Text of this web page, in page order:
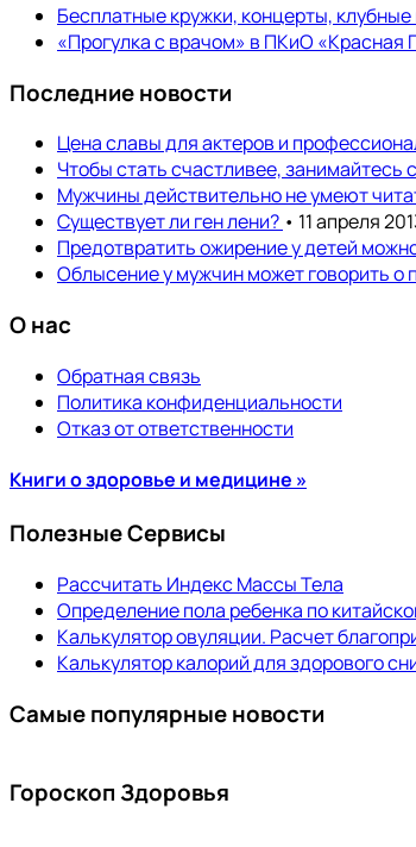
Бесплатные кружки, концерты,
«Прогулка с врачом» в ПКиО «Красная
Последние новости
Цена славы для актеров и
Чтобы стать счастливее,
Мужчины действительно не умеют
Существует ли ген лени? • 11 апреля
Предотвратить ожирение у детей
Облысение у мужчин может говорить
О нас
Обратная связь
Политика конфиденциальности
Отказ от ответственности
Книги о здоровье и медицине »
Полезные Сервисы
Рассчитать Индекс Массы Тела
Определение пола ребенка по
Калькулятор овуляции. Расчет
Калькулятор калорий для здорового
Самые популярные новости
Гороскоп Здоровья